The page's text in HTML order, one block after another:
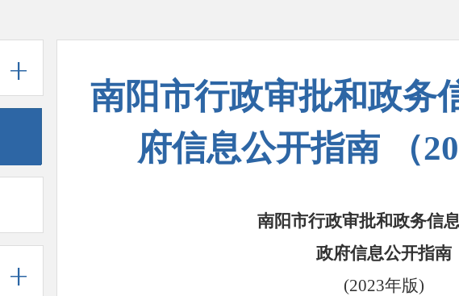
南阳市行政审批和政务
府信息公开指南 （
南阳市行政审批和政务信
政府信息公开指南
(2023年版)